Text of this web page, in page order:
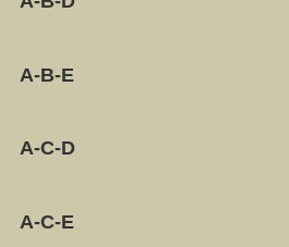
A-B-E
A-C-D
A-C-E